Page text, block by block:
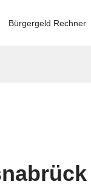
Bürgergeld Rechner